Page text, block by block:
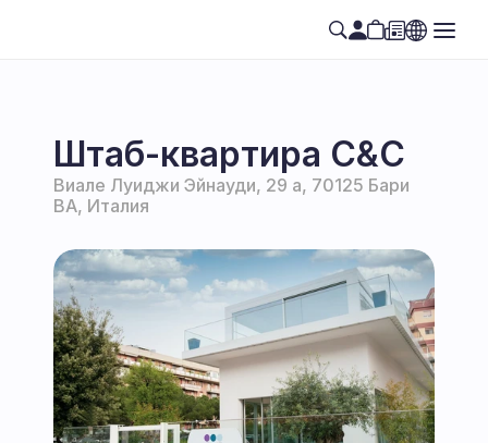
Штаб-квартира C&C
Виале Луиджи Эйнауди, 29 а, 70125 Бари
BA, Италия